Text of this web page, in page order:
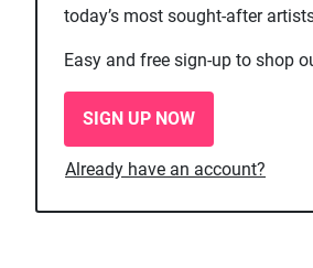
today’s most sought-after
Easy and free sign-up to shop
SIGN UP NOW
Already have an account?